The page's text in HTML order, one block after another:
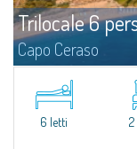
Trilocale 6
Capo Ceraso
con Wi-Fi - Superior
dotati di grandi
6 letti